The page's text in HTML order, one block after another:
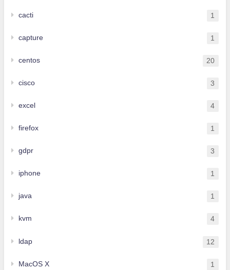
cacti 1
capture 1
centos 20
cisco 3
excel 4
firefox 1
gdpr 3
iphone 1
java 1
kvm 4
ldap 12
MacOS X 1